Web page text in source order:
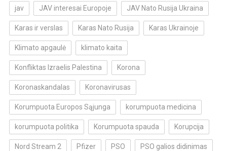
jav JAV interesai Europoje JAV Nato Rusija Ukraina
Karas ir verslas Karas Nato Rusija Karas Ukrainoje
Klimato apgaulė klimato kaita
Konfliktas Izraelis Palestina Korona
Koronaskandalas Koronavirusas
Korumpuota Europos Sąjunga korumpuota medicina
korumpuota politika Korumpuota spauda Korupcija
Nord Stream 2 Pfizer PSO PSO galios didinimas